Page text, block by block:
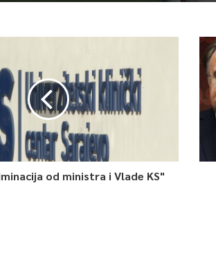
od ministra i Vlade KS"